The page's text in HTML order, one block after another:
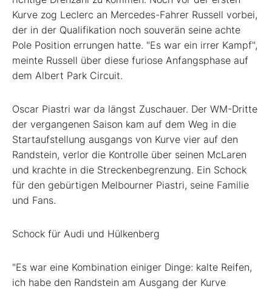
Kurve zog Leclerc an Mercedes-Fahrer Russell vorbei,
der in der Qualifikation noch souverän seine achte
Pole Position errungen hatte. "Es war ein irrer Kampf",
meinte Russell über diese furiose Anfangsphase auf
dem Albert Park Circuit.
Oscar Piastri war da längst Zuschauer. Der WM-Dritte
der vergangenen Saison kam auf dem Weg in die
Startaufstellung ausgangs von Kurve vier auf den
Randstein, verlor die Kontrolle über seinen McLaren
und krachte in die Streckenbegrenzung. Ein Schock
für den gebürtigen Melbourner Piastri, seine Familie
und Fans.
Schock für Audi und Hülkenberg
"Es war eine Kombination einiger Dinge: kalte Reifen,
ich habe den Randstein am Ausgang der Kurve